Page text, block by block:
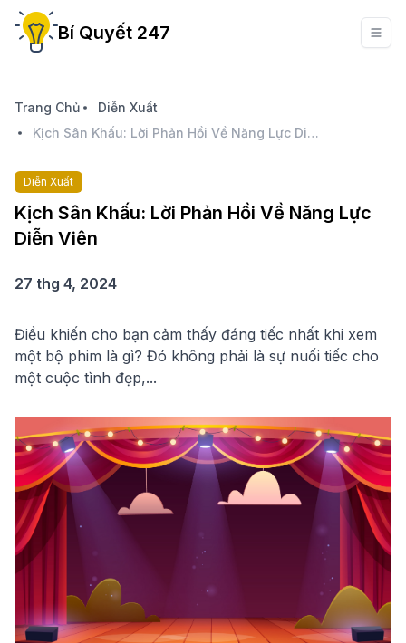
Bí Quyết 247
Trang Chủ
Diễn Xuất
Kịch Sân Khấu: Lời Phản Hồi Về Năng Lực Diễn Viên
Diễn Xuất
Kịch Sân Khấu: Lời Phản Hồi Về Năng Lực
Diễn Viên
27 thg 4, 2024
Điều khiến cho bạn cảm thấy đáng tiếc nhất khi xem
một bộ phim là gì? Đó không phải là sự nuối tiếc cho
một cuộc tình đẹp,...